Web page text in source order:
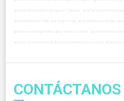
CONTÁCTANOS